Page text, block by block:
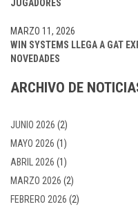
JUGADORES
WIN SYSTEMS LLEGA A GAT
NOVEDADES
MARZO 11, 2026
ARCHIVO DE
JUNIO 2026 (2)
MAYO 2026 (1)
ABRIL 2026 (1)
MARZO 2026 (2)
FEBRERO 2026 (2)